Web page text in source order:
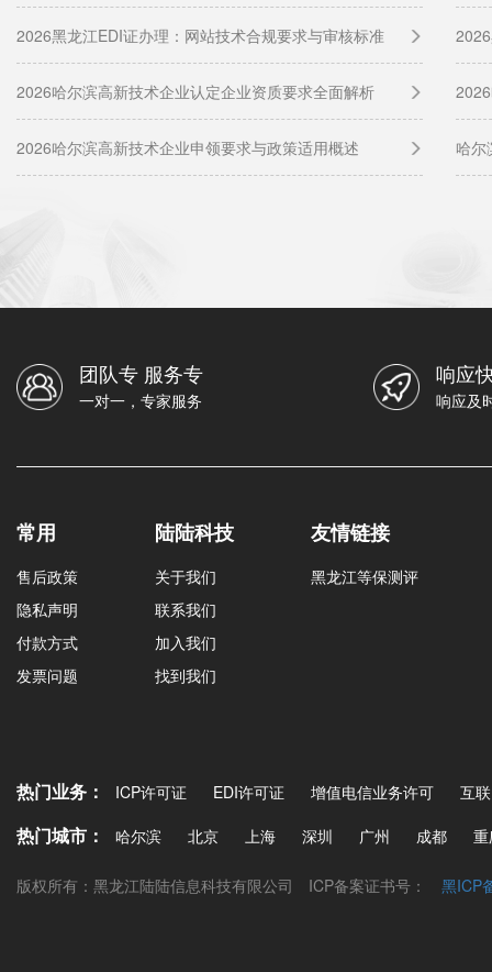
2026黑龙江EDI证办理：网站技术合规要求与审核标准
2026哈尔滨高新技术企业认定企业资质要求全面解析
2026哈尔滨高新技术企业申领要求与政策适用概述 哈尔
团队专 服务专
一对一，专家服务
响应
响应及
常用
售后政策
隐私声明
付款方式
发票问题
陆陆科技
关于我们
联系我们
加入我们
找到我们
友情链接
黑龙江等保测评
热门业务： ICP许可证 EDI许可证 增值电信业务许可 互
热门城市： 哈尔滨 北京 上海 深圳 广州 成都
版权所有：黑龙江陆陆信息科技有限公司 ICP备案证书号： 黑ICP